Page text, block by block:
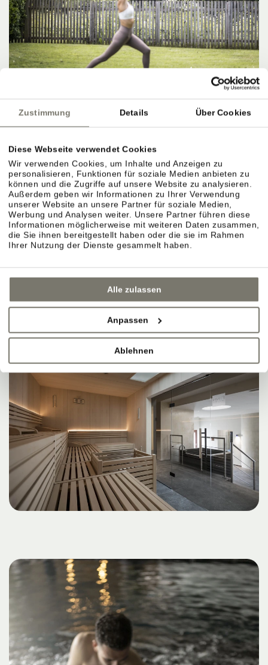
Zustimmung Details Über Cookies
Diese Webseite verwendet Cookies
Wir verwenden Cookies, um Inhalte und Anzeigen zu
personalisieren, Funktionen für soziale Medien anbieten zu
können und die Zugriffe auf unsere Website zu analysieren.
Außerdem geben wir Informationen zu Ihrer Verwendung
unserer Website an unsere Partner für soziale Medien,
Werbung und Analysen weiter. Unsere Partner führen diese
Informationen möglicherweise mit weiteren Daten zusammen,
die Sie ihnen bereitgestellt haben oder die sie im Rahmen
Ihrer Nutzung der Dienste gesammelt haben.
Alle zulassen
Anpassen
Ablehnen